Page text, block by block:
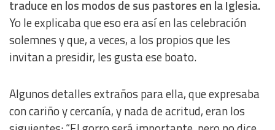
traduce en los modos de sus pastores en la Iglesia.
Yo le explicaba que eso era así en las celebración
solemnes y que, a veces, a los propios que les
invitan a presidir, les gusta ese boato.
Algunos detalles extraños para ella, que expresaba
con cariño y cercanía, y nada de acritud, eran los